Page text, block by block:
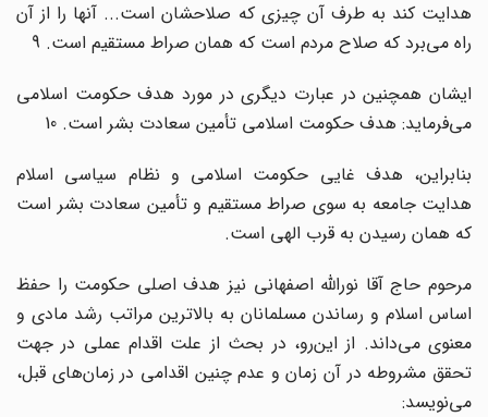
هدایت کند به طرف آن چیزی که صلاحشان است... آنها را از آن
راه می‌برد که صلاح مردم است که همان صراط مستقیم است. 9
ایشان همچنین در عبارت دیگری در مورد هدف حکومت اسلامی
می‌فرماید: هدف حکومت اسلامی تأمین سعادت بشر است. 10
بنابراین، هدف غایی حکومت اسلامی و نظام سیاسی اسلام
هدایت جامعه به سوی صراط مستقیم و تأمین سعادت بشر است
که همان رسیدن به قرب الهی است.
مرحوم حاج آقا نوراللّه اصفهانی نیز هدف اصلی حکومت را حفظ
اساس اسلام و رساندن مسلمانان به بالاترین مراتب رشد مادی و
معنوی می‌داند. از این‌رو، در بحث از علت اقدام عملی در جهت
تحقق مشروطه در آن زمان و عدم چنین اقدامی در زمان‌های قبل،
می‌نویسد: